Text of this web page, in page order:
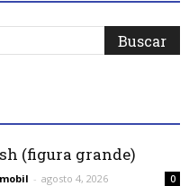
(figura grande)
- agosto 4, 2026 0